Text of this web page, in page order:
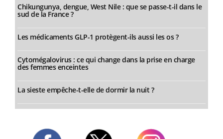
Chikungunya, dengue, West Nile : que se passe-t-il dans le
sud de la France ?
Les médicaments GLP-1 protègent-ils aussi les os ?
Cytomégalovirus : ce qui change dans la prise en charge
des femmes enceintes
La sieste empêche-t-elle de dormir la nuit ?